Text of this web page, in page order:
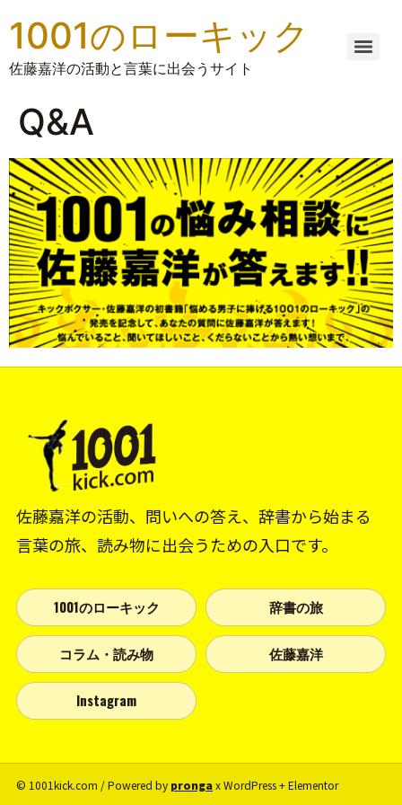
1001のローキック
佐藤嘉洋の活動と言葉に出会うサイト
Q&A
佐藤嘉洋の活動、問いへの答え、辞書から始まる
言葉の旅、読み物に出会うための入口です。
1001のローキック 辞書の旅
コラム・読み物 佐藤嘉洋
Instagram
© 1001kick.com / Powered by prongax WordPress + Elementor